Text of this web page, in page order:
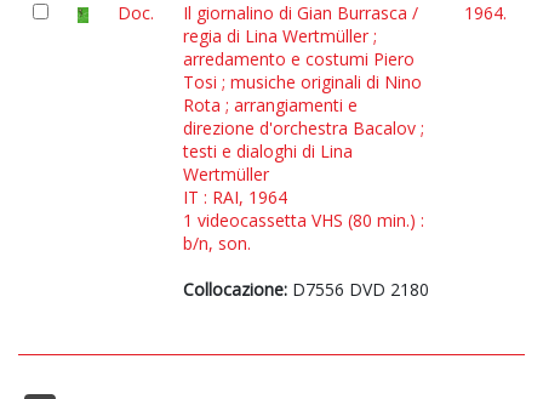
Doc.
Il giornalino di Gian Burrasca /
regia di Lina Wertmüller ;
arredamento e costumi Piero
Tosi ; musiche originali di Nino
Rota ; arrangiamenti e
direzione d'orchestra Bacalov ;
testi e dialoghi di Lina
Wertmüller
IT : RAI, 1964
1 videocassetta VHS (80 min.) :
b/n, son.
Collocazione: D7556 DVD 2180
1964.